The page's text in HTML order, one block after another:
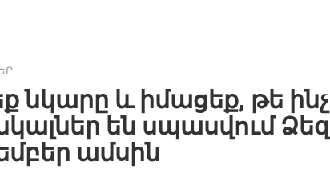
նկարը և իմացեք, թե ինչ
են սպասվում Ձեզ
ամսին